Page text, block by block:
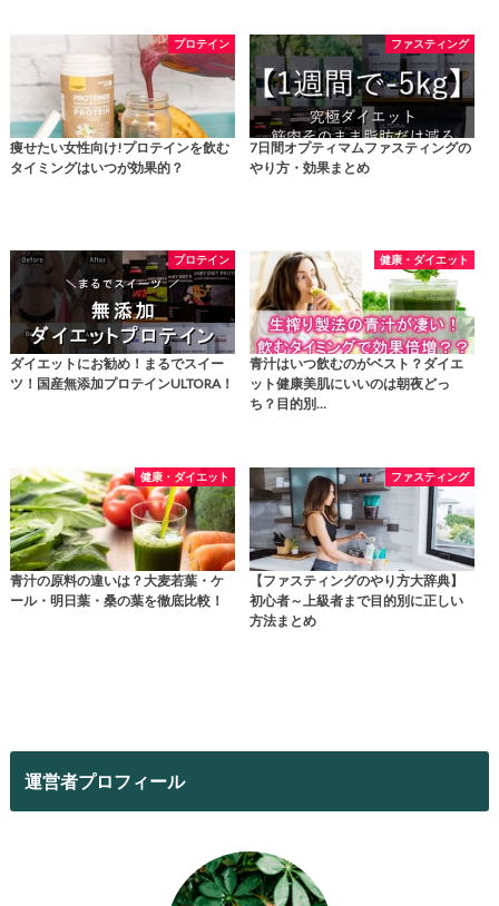
プロテイン
痩せたい女性向け!プロテインを飲む
タイミングはいつが効果的？
ファスティング
7日間オプティマムファスティングの
やり方・効果まとめ
プロテイン
ダイエットにお勧め！まるでスイー
ツ！国産無添加プロテインULTORA！
健康・ダイエット
青汁はいつ飲むのがベスト？ダイエ
ット健康美肌にいいのは朝夜どっ
ち？目的別…
健康・ダイエット
青汁の原料の違いは？大麦若葉・ケ
ール・明日葉・桑の葉を徹底比較！
ファスティング
【ファスティングのやり方大辞典】
初心者～上級者まで目的別に正しい
方法まとめ
運営者プロフィール